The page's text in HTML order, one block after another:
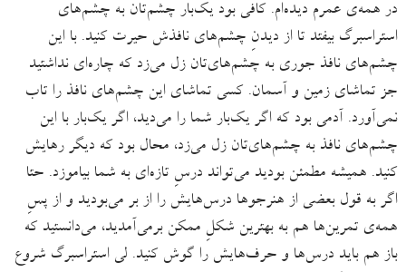
در همه‌ی عمرم دیده‌ام. کافی بود یک‌بار چشم‌تان به چشم‌های
استراسبرگ بیفتد تا از دیدنِ چشم‌های نافذش حیرت کنید. با این
چشم‌های نافذ جوری به چشم‌های‌تان زل می‌زد که چاره‌ای نداشتید
جز تماشای زمین و آسمان. کسی تماشای این چشم‌های نافذ را تاب
نمی‌آورد. آدمی بود که اگر یک‌بار شما را می‌دید، اگر یک‌بار با این
چشم‌های نافذ به چشم‌های‌تان زل می‌زد، محال بود که دیگر رهایش
کنید. همیشه مطمئن بودید می‌تواند درسِ تازه‌ای به شما بیاموزد. حتا
اگر به قول بعضی از هنرجوها درس‌هایش را از بر می‌بودید و از پسِ
همه‌ی تمرین‌ها هم به بهترین شکلِ ممکن برمی‌آمدید، می‌دانستید که
باز هم باید درس‌ها و حرف‌هایش را گوش کنید. لی استراسبرگ شروع